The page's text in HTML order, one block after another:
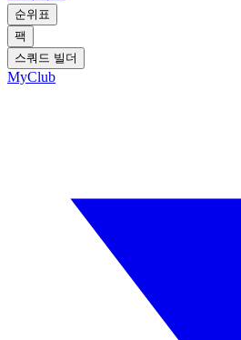
순위표
팩
스쿼드 빌더
MyClub